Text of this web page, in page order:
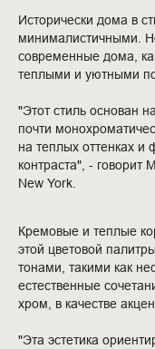
Исторически дома в
минималистичными.
современные дома,
теплыми и уютными
"Этот стиль основан
почти
на теплых оттенках и
контраста", -
New York.
Кремовые и теплые
этой цветовой
тонами, такими как
естественные
хром, в качестве
"Эта эстетика